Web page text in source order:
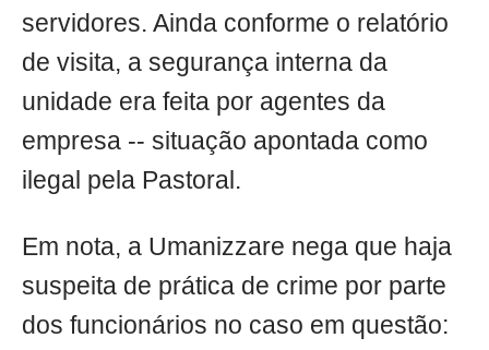
servidores. Ainda conforme o relatório
de visita, a segurança interna da
unidade era feita por agentes da
empresa -- situação apontada como
ilegal pela Pastoral.
Em nota, a Umanizzare nega que haja
suspeita de prática de crime por parte
dos funcionários no caso em questão: